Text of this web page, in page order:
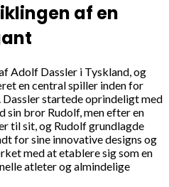
af en
Adolf Dassler i Tyskland, og
en central spiller inden for
startede oprindeligt med
sin bror Rudolf, men efter en
til sit, og Rudolf grundlagde
for sine innovative designs og
med at etablere sig som en
atleter og almindelige